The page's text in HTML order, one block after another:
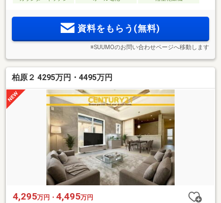
資料をもらう(無料)
※SUUMOのお問い合わせページへ移動します
柏原２ 4295万円・4495万円
4,295万円・ 4,495万円